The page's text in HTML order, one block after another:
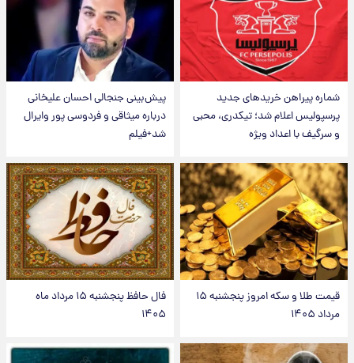
شماره پیراهن خریدهای جدید
پرسپولیس اعلام شد؛ تیکدری، محبی
و سرگیف با اعداد ویژه
پیش‌بینی جنجالی احسان علیخانی
درباره میثاقی و فردوسی پور وایرال
شد+فیلم
قیمت طلا و سکه امروز پنجشنبه ۱۵
مرداد ۱۴۰۵
فال حافظ پنجشنبه ۱۵ مرداد ماه
۱۴۰۵